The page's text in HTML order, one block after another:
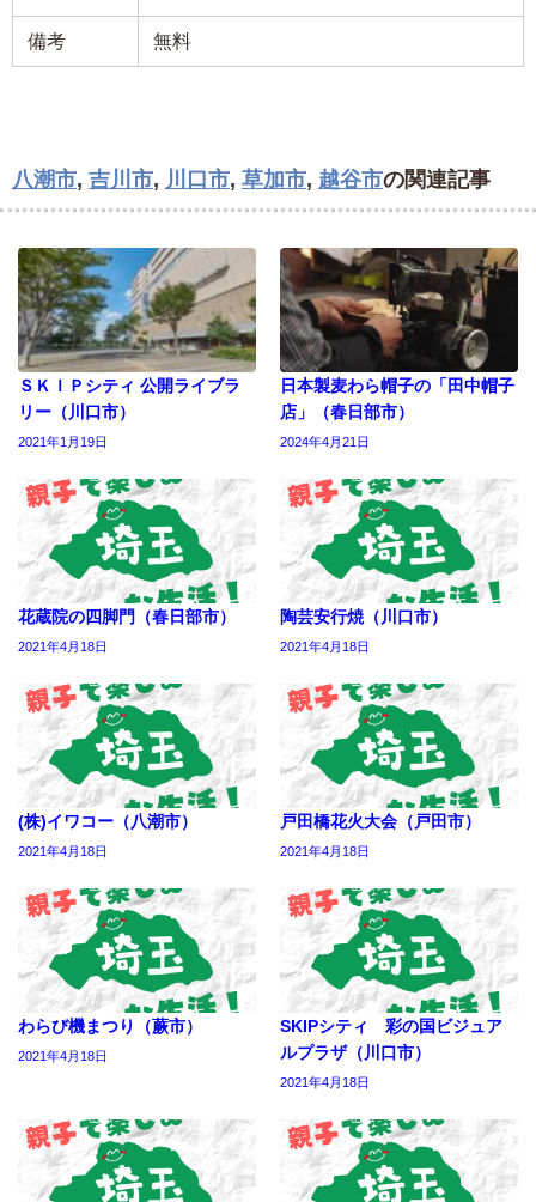
備考 無料
八潮市, 吉川市, 川口市, 草加市, 越谷市の関連記事
ＳＫＩＰシティ 公開ライブラ
リー（川口市）
2021年1月19日
日本製麦わら帽子の「田中帽子
店」（春日部市）
2024年4月21日
花蔵院の四脚門（春日部市）
2021年4月18日
陶芸安行焼（川口市）
2021年4月18日
(株)イワコー（八潮市）
2021年4月18日
戸田橋花火大会（戸田市）
2021年4月18日
わらび機まつり（蕨市）
2021年4月18日
SKIPシティ 彩の国ビジュア
ルプラザ（川口市）
2021年4月18日